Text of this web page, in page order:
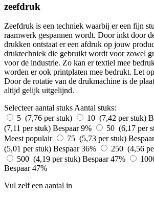
zeefdruk
Zeefdruk is een techniek waarbij er een fijn
raamwerk gespannen wordt. Door inkt door
drukken ontstaat er een afdruk op jouw
druktechniek die gebruikt wordt voor zowel
voor de industrie. Zo kan er textiel mee
worden er ook printplaten mee bedrukt. Let
Door de rotatie van de drukmachine is de
altijd gelijk uitgelijnd.
Selecteer aantal stuks Aantal stuks:
5 (7,76 per stuk)
10 (7,42 per stuk)
(7,11 per stuk) Bespaar 9% 50 (6,17 per
Meest populair
75 (5,73 per stuk)
(5,01 per stuk) Bespaar 36% 250 (4,56
500 (4,19 per stuk) Bespaar 47%
Bespaar 47%
Vul zelf een aantal in